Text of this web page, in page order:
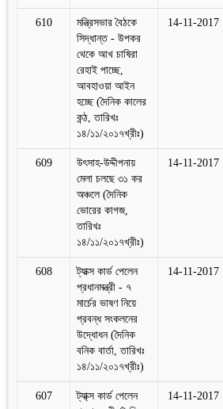
610
মন্ত্রিসভার বৈঠকে
সিদ্ধান্ত - উপকর
থেকে আখ চাষিরা
রেহাই পাচ্ছে,
আবহাওয়া আইন
হচ্ছে (দৈনিক কালের
কন্ঠ, তারিখঃ
১৪/১১/২০১৭খ্রীঃ)
14-11-2017
609
উৎসাহ-উদ্দীপনায়
মেলা চলছে ৩১ কর
অঞ্চলে (দৈনিক
ভোরের কাগজ,
তারিখঃ
১৪/১১/২০১৭খ্রীঃ)
14-11-2017
608
ট্যাক্স কার্ড পেলেন
প্রধানমন্ত্রী - ৭
মার্চের ভাষণ নিয়ে
প্রবন্ধ সংকলনের
উদ্ধোধন (দৈনিক
বনিক বার্তা, তারিখঃ
১৪/১১/২০১৭খ্রীঃ)
14-11-2017
607
ট্যা্ক্স কার্ড পেলেন
14-11-2017